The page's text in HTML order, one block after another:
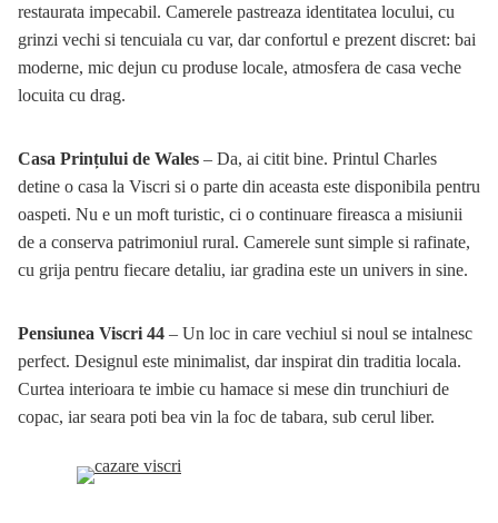
restaurata impecabil. Camerele pastreaza identitatea locului, cu
grinzi vechi si tencuiala cu var, dar confortul e prezent discret: bai
moderne, mic dejun cu produse locale, atmosfera de casa veche
locuita cu drag.
Casa Prințului de Wales – Da, ai citit bine. Printul Charles
detine o casa la Viscri si o parte din aceasta este disponibila pentru
oaspeti. Nu e un moft turistic, ci o continuare fireasca a misiunii
de a conserva patrimoniul rural. Camerele sunt simple si rafinate,
cu grija pentru fiecare detaliu, iar gradina este un univers in sine.
Pensiunea Viscri 44 – Un loc in care vechiul si noul se intalnesc
perfect. Designul este minimalist, dar inspirat din traditia locala.
Curtea interioara te imbie cu hamace si mese din trunchiuri de
copac, iar seara poti bea vin la foc de tabara, sub cerul liber.